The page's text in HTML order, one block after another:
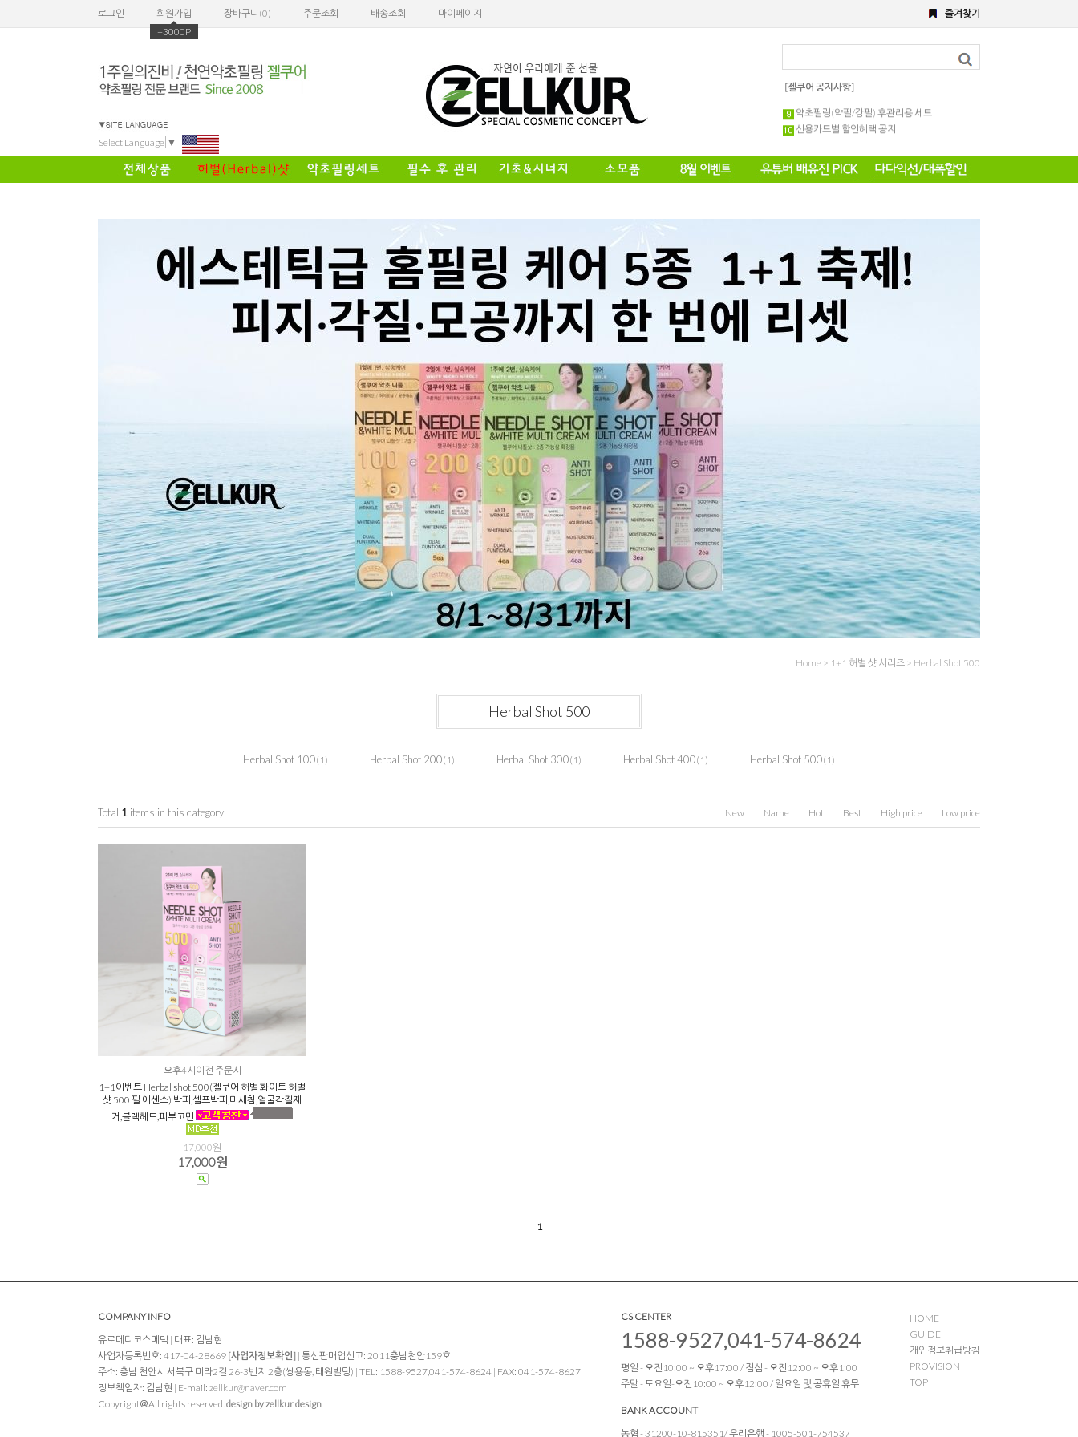
Select Language ▼
[젤쿠어 공지사항]
해초,약초필링세트
전화 주문 공지 이벤트
약초필링 1회용 세트
약초필링(약필/강필) 후관리용 세트
신용카드별 할인혜택 공지
로그인
회원가입
+3000P
장바구니(0) 주문조회 배송조회 마이페이지 즐겨찾기
Home > 1+1 허벌 샷 시리즈 > Herbal Shot 500
Herbal Shot 500
Herbal Shot 100(1) Herbal Shot 200(1) Herbal Shot 300(1) Herbal Shot 400(1) Herbal Shot 500(1)
Total 1 items in this category New Name Hot Best High price Low price
오후4시이전 주문시
1+1이벤트 Herbal shot 500(젤쿠어 허벌 화이트 허벌
샷 500 필 에센스) 박피,셀프박피,미세침,얼굴각질제
거,블랙헤드,피부고민
17,000원
17,000원
1
COMPANY INFO
유로메디코스메틱 | 대표: 김남현
사업자등록번호: 417-04-28669 [사업자정보확인] | 통신판매업신고: 2011충남천안159호
주소: 충남 천안시 서북구 미라2길 26-3번지 2층(쌍용동, 태원빌딩) | TEL: 1588-9527,041-574-8624 | FAX: 041-574-8627
정보책임자: 김남현 | E-mail: zellkur@naver.com
Copyright＠All rights reserved.design by zellkur design
CS CENTER
1588-9527,041-574-8624
평일 - 오전10:00 ~ 오후17:00 / 점심 - 오전12:00 ~ 오후1:00
주말 - 토요일-오전10:00 ~ 오후12:00 / 일요일 및 공휴일 휴무
BANK ACCOUNT
농협 - 31200-10-815351/ 우리은행 - 1005-501-754537
HOME
GUIDE
개인정보취급방침
PROVISION
TOP